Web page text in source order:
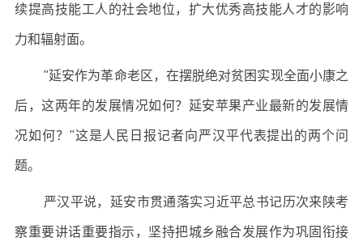
续提高技能工人的社会地位，扩大优秀高技能人才的影响
力和辐射面。
"延安作为革命老区，在摆脱绝对贫困实现全面小康之
后，这两年的发展情况如何？延安苹果产业最新的发展情
况如何？"这是人民日报记者向严汉平代表提出的两个问
题。
严汉平说，延安市贯通落实习近平总书记历次来陕考
察重要讲话重要指示，坚持把城乡融合发展作为巩固衔接